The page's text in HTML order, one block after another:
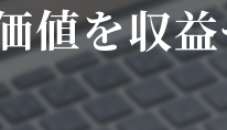
値を収